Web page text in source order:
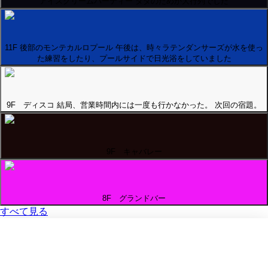
11F 後部のモンテカルロプール 午後は、時々ラテンダンサーズが水を使っ
た練習をしたり、プールサイドで日光浴をしていました
9F ディスコ 結局、営業時間内には一度も行かなかった。 次回の宿題。
9F キャバレー
8F グランドバー
すべて見る